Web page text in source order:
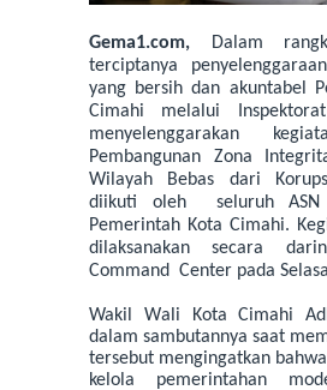
Gema1.com,
Dalam
terciptanya
yang bersih dan akuntabel
Cimahi
melalui
menyelenggarakan
Pembangunan Zona
Wilayah Bebas dari
diikuti oleh
seluruh
Pemerintah Kota Cimahi.
dilaksanakan secara
Command
Center pada
Wakil Wali Kota Cimahi
dalam sambutannya saat
tersebut mengingatkan bahwa
kelola pemerintahan